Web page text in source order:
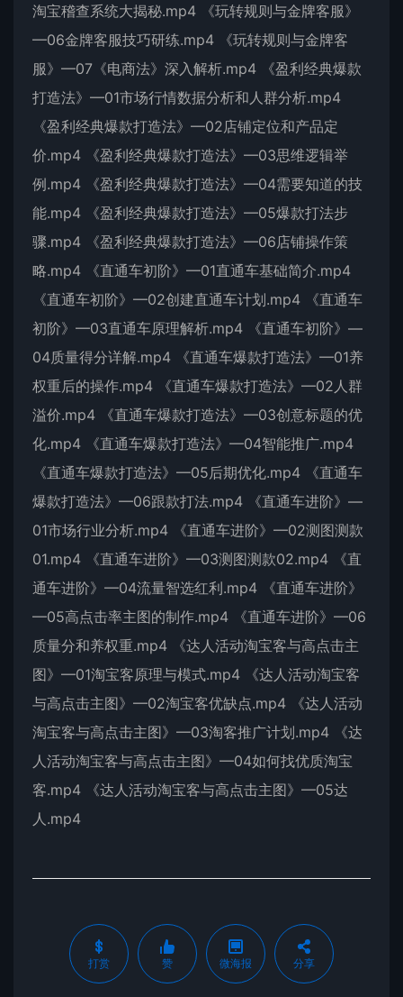
淘宝稽查系统大揭秘.mp4 《玩转规则与金牌客服》
—06金牌客服技巧研练.mp4 《玩转规则与金牌客
服》—07《电商法》深入解析.mp4 《盈利经典爆款
打造法》—01市场行情数据分析和人群分析.mp4
《盈利经典爆款打造法》—02店铺定位和产品定
价.mp4 《盈利经典爆款打造法》—03思维逻辑举
例.mp4 《盈利经典爆款打造法》—04需要知道的技
能.mp4 《盈利经典爆款打造法》—05爆款打法步
骤.mp4 《盈利经典爆款打造法》—06店铺操作策
略.mp4 《直通车初阶》—01直通车基础简介.mp4
《直通车初阶》—02创建直通车计划.mp4 《直通车
初阶》—03直通车原理解析.mp4 《直通车初阶》—
04质量得分详解.mp4 《直通车爆款打造法》—01养
权重后的操作.mp4 《直通车爆款打造法》—02人群
溢价.mp4 《直通车爆款打造法》—03创意标题的优
化.mp4 《直通车爆款打造法》—04智能推广.mp4
《直通车爆款打造法》—05后期优化.mp4 《直通车
爆款打造法》—06跟款打法.mp4 《直通车进阶》—
01市场行业分析.mp4 《直通车进阶》—02测图测款
01.mp4 《直通车进阶》—03测图测款02.mp4 《直
通车进阶》—04流量智选红利.mp4 《直通车进阶》
—05高点击率主图的制作.mp4 《直通车进阶》—06
质量分和养权重.mp4 《达人活动淘宝客与高点击主
图》—01淘宝客原理与模式.mp4 《达人活动淘宝客
与高点击主图》—02淘宝客优缺点.mp4 《达人活动
淘宝客与高点击主图》—03淘客推广计划.mp4 《达
人活动淘宝客与高点击主图》—04如何找优质淘宝
客.mp4 《达人活动淘宝客与高点击主图》—05达
人.mp4
打赏 赞 微海报 分享